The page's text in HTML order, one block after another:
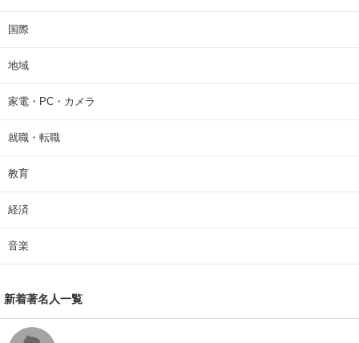
国際
地域
家電・PC・カメラ
就職・転職
教育
経済
音楽
新着著名人一覧